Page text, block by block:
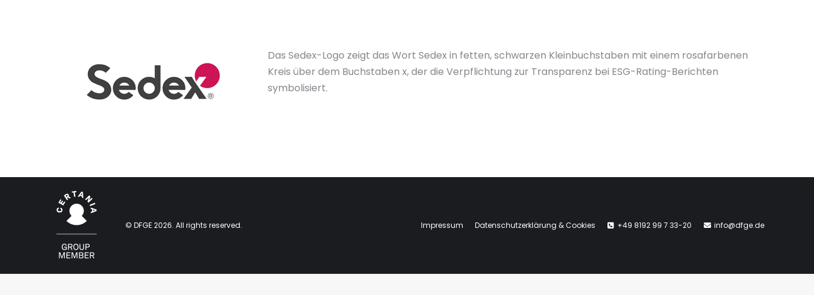
Das Sedex-Logo zeigt das Wort Sedex in fetten, schwarzen Kleinbuchstaben mit einem rosafarbenen
Kreis über dem Buchstaben x, der die Verpflichtung zur Transparenz bei ESG-Rating-Berichten
symbolisiert.
© DFGE 2026. All rights reserved. Impressum Datenschutzerklärung & Cookies +49 8192 99 7 33-20 info@dfge.de